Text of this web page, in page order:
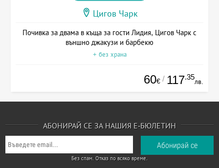
Цигов Чарк
Почивка за двама в къща за гости Лидия, Цигов Чарк с
външно джакузи и барбекю
+ без храна
60€ / 117.35
лв.
АБОНИРАЙ СЕ ЗА НАШИЯ Е-БЮЛЕТИН
Без спам. Отказ по всяко време.